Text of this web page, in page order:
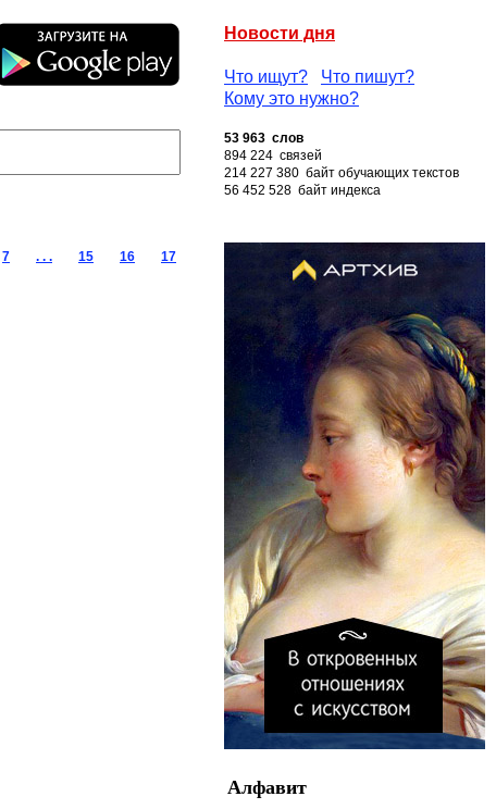
Новости дня
Что ищут?
Что пишут?
Кому это нужно?
53 963 слов
894 224 связей
214 227 380 байт обучающих текстов
56 452 528 байт индекса
7 . . . 15 16 17
Алфавит